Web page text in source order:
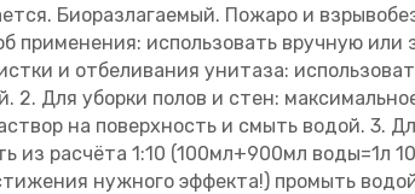
Биоразлагаемый. Пожаро и
применения: использовать вручную или
и отбеливания унитаза:
2. Для уборки полов и стен:
на поверхность и смыть водой. 3.
из расчёта 1:10 (100мл+900мл воды=1л
нужного эффекта!) промыть